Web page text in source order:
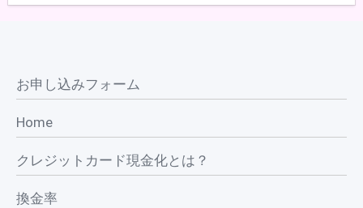
お申し込みフォーム
Home
クレジットカード現金化とは？
換金率